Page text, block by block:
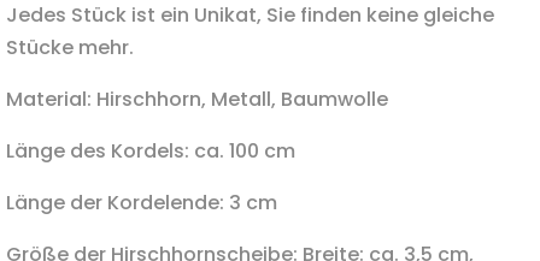
Jedes Stück ist ein Unikat, Sie finden keine gleiche
Stücke mehr.
Material: Hirschhorn, Metall, Baumwolle
Länge des Kordels: ca. 100 cm
Länge der Kordelende: 3 cm
Größe der Hirschhornscheibe: Breite: ca. 3,5 cm,